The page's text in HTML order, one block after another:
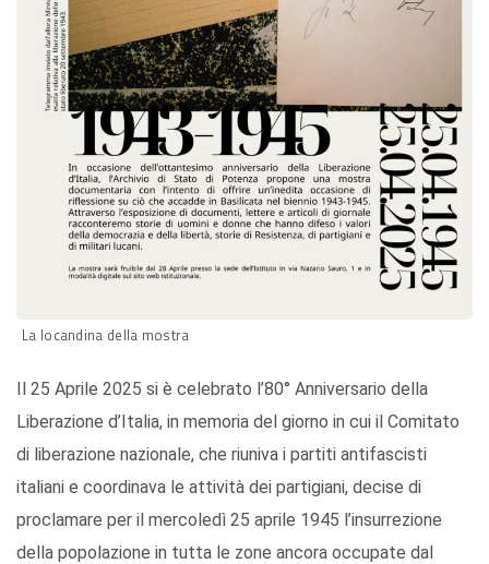
La locandina della mostra
Il 25 Aprile 2025 si è celebrato l’80° Anniversario della
Liberazione d’Italia, in memoria del giorno in cui il Comitato
di liberazione nazionale, che riuniva i partiti antifascisti
italiani e coordinava le attività dei partigiani, decise di
proclamare per il mercoledì 25 aprile 1945 l’insurrezione
della popolazione in tutta le zone ancora occupate dal